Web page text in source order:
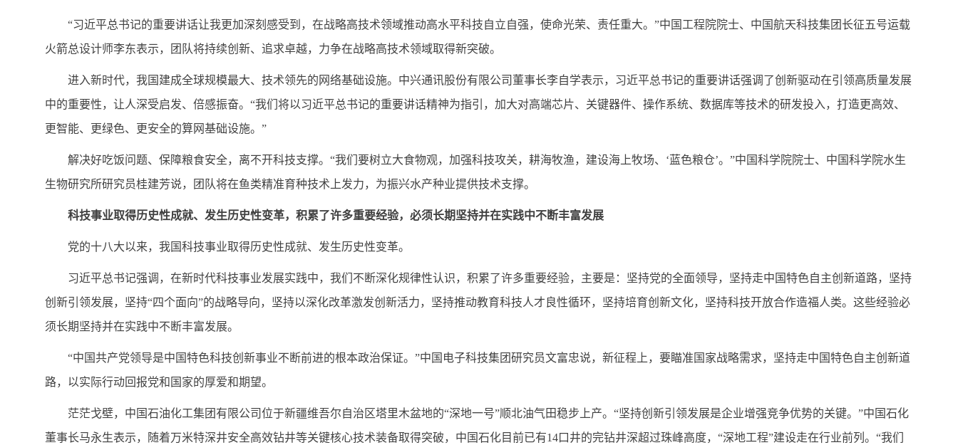
“习近平总书记的重要讲话让我更加深刻感受到，在战略高技术领域推动高水平科技自立自强，使命光荣、责任重大。”中国工程院院士、中国航天科技集团长征五号运载
火箭总设计师李东表示，团队将持续创新、追求卓越，力争在战略高技术领域取得新突破。
进入新时代，我国建成全球规模最大、技术领先的网络基础设施。中兴通讯股份有限公司董事长李自学表示，习近平总书记的重要讲话强调了创新驱动在引领高质量发展
中的重要性，让人深受启发、倍感振奋。“我们将以习近平总书记的重要讲话精神为指引，加大对高端芯片、关键器件、操作系统、数据库等技术的研发投入，打造更高效、
更智能、更绿色、更安全的算网基础设施。”
解决好吃饭问题、保障粮食安全，离不开科技支撑。“我们要树立大食物观，加强科技攻关，耕海牧渔，建设海上牧场、‘蓝色粮仓’。”中国科学院院士、中国科学院水生
生物研究所研究员桂建芳说，团队将在鱼类精准育种技术上发力，为振兴水产种业提供技术支撑。
科技事业取得历史性成就、发生历史性变革，积累了许多重要经验，必须长期坚持并在实践中不断丰富发展
党的十八大以来，我国科技事业取得历史性成就、发生历史性变革。
习近平总书记强调，在新时代科技事业发展实践中，我们不断深化规律性认识，积累了许多重要经验，主要是：坚持党的全面领导，坚持走中国特色自主创新道路，坚持
创新引领发展，坚持“四个面向”的战略导向，坚持以深化改革激发创新活力，坚持推动教育科技人才良性循环，坚持培育创新文化，坚持科技开放合作造福人类。这些经验必
须长期坚持并在实践中不断丰富发展。
“中国共产党领导是中国特色科技创新事业不断前进的根本政治保证。”中国电子科技集团研究员文富忠说，新征程上，要瞄准国家战略需求，坚持走中国特色自主创新道
路，以实际行动回报党和国家的厚爱和期望。
茫茫戈壁，中国石油化工集团有限公司位于新疆维吾尔自治区塔里木盆地的“深地一号”顺北油气田稳步上产。“坚持创新引领发展是企业增强竞争优势的关键。”中国石化
董事长马永生表示，随着万米特深井安全高效钻井等关键核心技术装备取得突破，中国石化目前已有14口井的完钻井深超过珠峰高度，“深地工程”建设走在行业前列。“我们